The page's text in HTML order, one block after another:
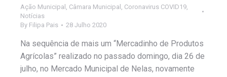
Ação Municipal Câmara Municipal Coronavirus COVID19
Notícias
By Filipa Pais 28 Julho 2020
Na sequência de mais um “Mercadinho de Produtos
Agrícolas” realizado no passado domingo, dia 26 de
julho, no Mercado Municipal de Nelas, novamente